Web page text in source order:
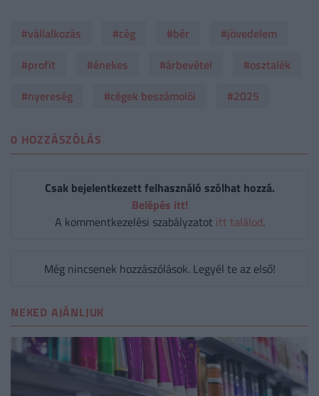
#vállalkozás #cég #bér
#jövedelem
#profit
#énekes #árbevétel
#osztalék
#nyereség
#cégek beszámolói #2025
0 HOZZÁSZÓLÁS
Csak bejelentkezett felhasználó szólhat hozzá.
Belépés itt!
A kommentkezelési szabályzatot itt találod.
Még nincsenek hozzászólások. Legyél te az első!
NEKED AJÁNLJUK